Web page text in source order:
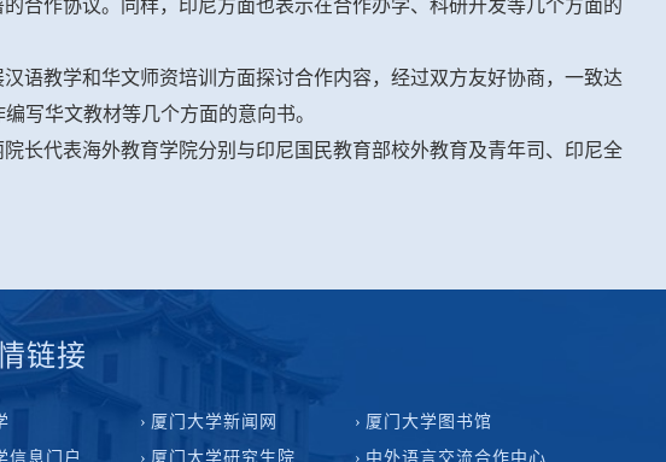
合作协议。同样，印尼方面也表示在合作办学、科研开发等几个方面的
语教学和华文师资培训方面探讨合作内容，经过双方友好协商，一致达
写华文教材等几个方面的意向书。
长代表海外教育学院分别与印尼国民教育部校外教育及青年司、印尼全
链接
厦门大学新闻网
厦门大学图书馆
信息门户
厦门大学研究生院 中外语言交流合作中心